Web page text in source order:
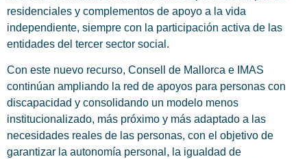
residenciales y complementos de apoyo a la vida
independiente, siempre con la participación activa de las
entidades del tercer sector social.
Con este nuevo recurso, Consell de Mallorca e IMAS
continúan ampliando la red de apoyos para personas con
discapacidad y consolidando un modelo menos
institucionalizado, más próximo y más adaptado a las
necesidades reales de las personas, con el objetivo de
garantizar la autonomía personal, la igualdad de